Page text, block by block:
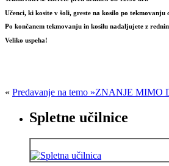
Učenci, ki kosite v šoli, greste na kosilo po tekmovanju
Po končanem tekmovanju in kosilu nadaljujete z
Veliko uspeha!
« Predavanje na temo »ZNANJE
Spletne učilnice